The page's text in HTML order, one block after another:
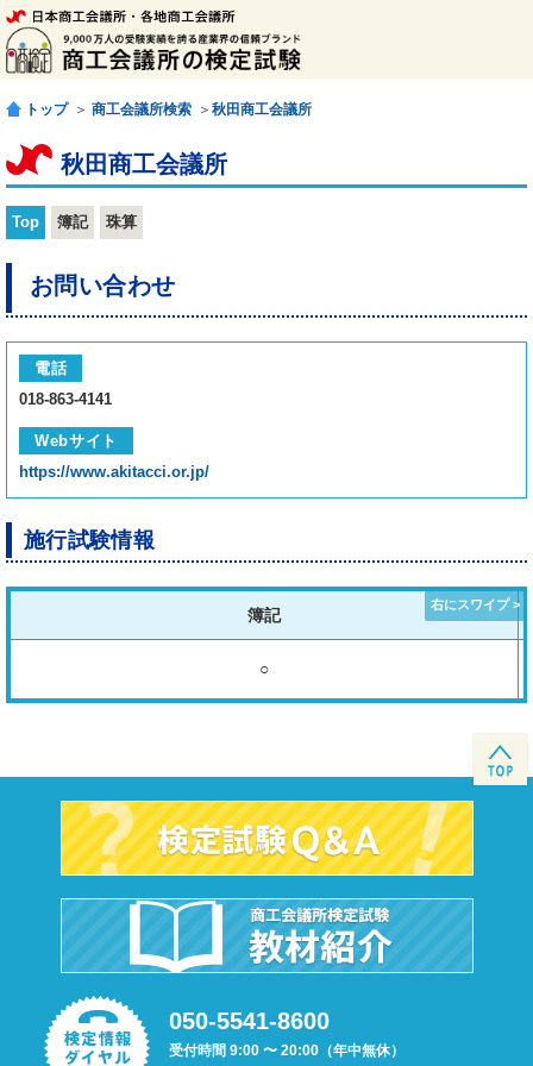
トップ ＞ 商工会議所検索 ＞ 秋田商工会議所
秋田商工会議所
Top 簿記 珠算
お問い合わせ
電話
018-863-4141
Webサイト
https://www.akitacci.or.jp/
施行試験情報
簿記
○
050-5541-8600
受付時間 9:00 〜 20:00（年中無休）